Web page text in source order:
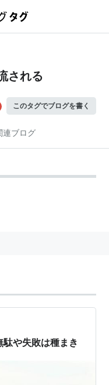
される
このタグでブログを書く
連ブログ
や失敗は種まき